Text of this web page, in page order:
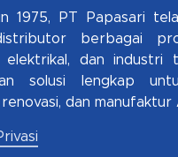
1975, PT Papasari
berbagai
elektrikal, dan industri
solusi lengkap
dan manufaktur